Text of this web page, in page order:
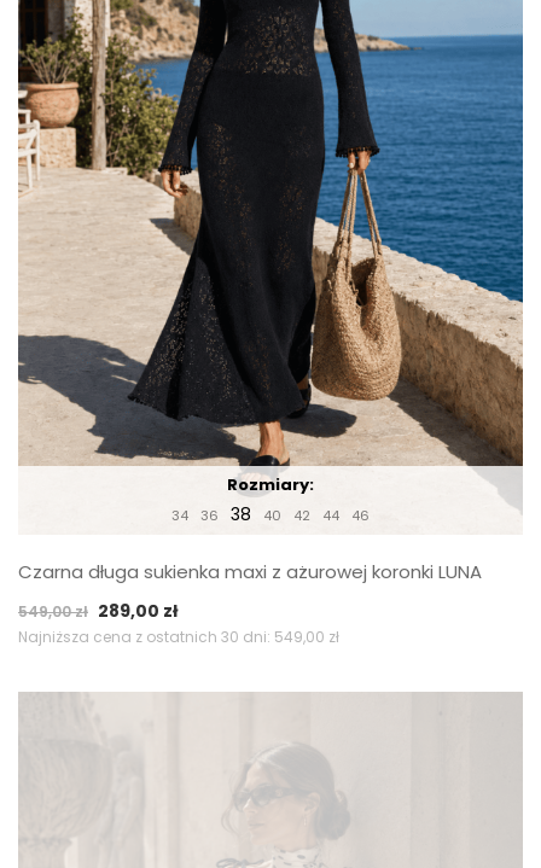
Rozmiary:
34 36 38 40 42 44 46
Czarna długa sukienka maxi z ażurowej koronki LUNA
549,00zł Pierwotna
cena
549,00 zł.
289,00 złAktualna
cena
289,00 zł.
Najniższa cena z ostatnich 30 dni: 549,00 zł